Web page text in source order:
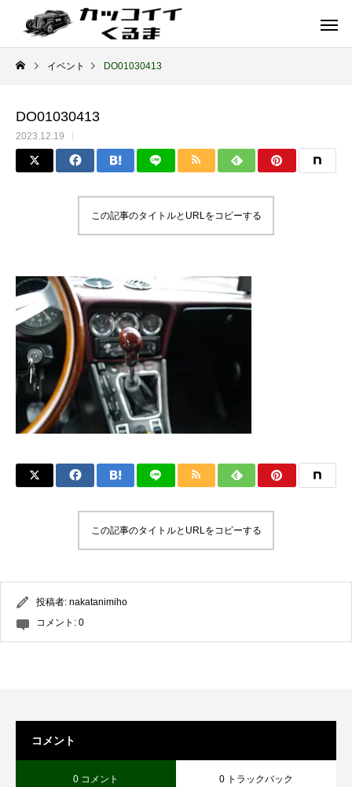
イギリス車
ENGLAND
イベント DO01030413
DO01030413
2023.12.19
この記事のタイトルとURLをコピーする
この記事のタイトルとURLをコピーする
投稿者: nakatanimiho
コメント: 0
コメント
0 コメント 0 トラックバック